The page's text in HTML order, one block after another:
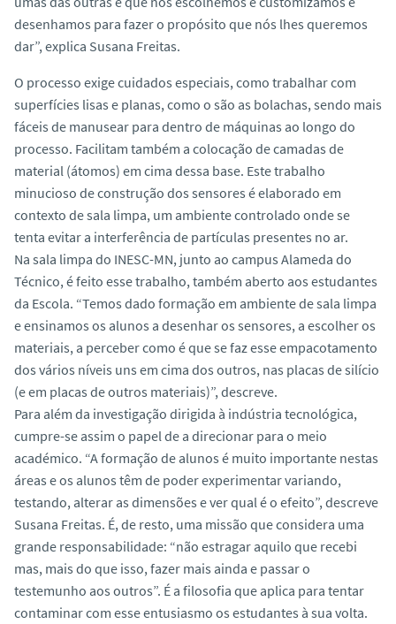
desenhamos para fazer o propósito que nós lhes queremos
dar”, explica Susana Freitas.
O processo exige cuidados especiais, como trabalhar com
superfícies lisas e planas, como o são as bolachas, sendo mais
fáceis de manusear para dentro de máquinas ao longo do
processo. Facilitam também a colocação de camadas de
material (átomos) em cima dessa base. Este trabalho
minucioso de construção dos sensores é elaborado em
contexto de sala limpa, um ambiente controlado onde se
tenta evitar a interferência de partículas presentes no ar.
Na sala limpa do INESC-MN, junto ao campus Alameda do
Técnico, é feito esse trabalho, também aberto aos estudantes
da Escola. “Temos dado formação em ambiente de sala limpa
e ensinamos os alunos a desenhar os sensores, a escolher os
materiais, a perceber como é que se faz esse empacotamento
dos vários níveis uns em cima dos outros, nas placas de silício
(e em placas de outros materiais)”, descreve.
Para além da investigação dirigida à indústria tecnológica,
cumpre-se assim o papel de a direcionar para o meio
académico. “A formação de alunos é muito importante nestas
áreas e os alunos têm de poder experimentar variando,
testando, alterar as dimensões e ver qual é o efeito”, descreve
Susana Freitas. É, de resto, uma missão que considera uma
grande responsabilidade: “não estragar aquilo que recebi
mas, mais do que isso, fazer mais ainda e passar o
testemunho aos outros”. É a filosofia que aplica para tentar
contaminar com esse entusiasmo os estudantes à sua volta.